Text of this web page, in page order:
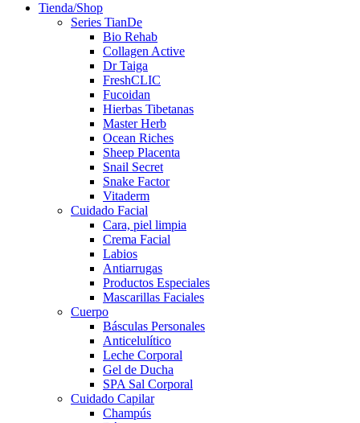
Tienda/Shop
Series TianDe
Bio Rehab
Collagen Active
Dr Taiga
FreshCLIC
Fucoidan
Hierbas Tibetanas
Master Herb
Ocean Riches
Sheep Placenta
Snail Secret
Snake Factor
Vitaderm
Cuidado Facial
Cara, piel limpia
Crema Facial
Labios
Antiarrugas
Productos Especiales
Mascarillas Faciales
Cuerpo
Básculas Personales
Anticelulítico
Leche Corporal
Gel de Ducha
SPA Sal Corporal
Cuidado Capilar
Champús